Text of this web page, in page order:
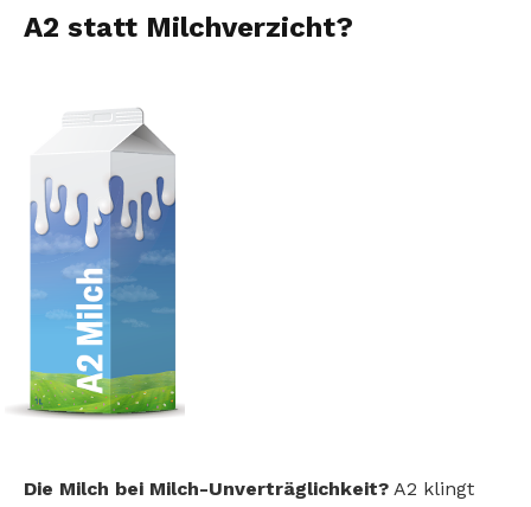
A2 statt Milchverzicht?
Die Milch bei Milch-Unverträglichkeit? A2 klingt